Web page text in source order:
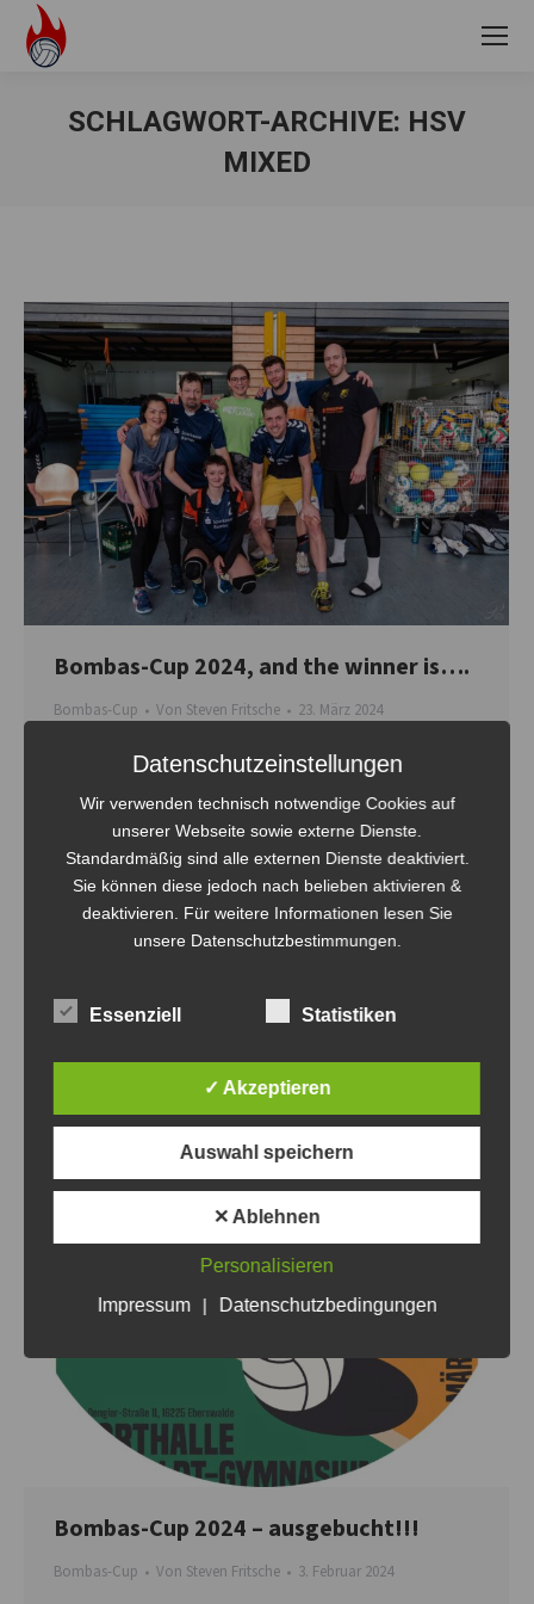
SCHLAGWORT-ARCHIVE: HSV
MIXED
Bombas-Cup 2024, and the winner is….
Bombas-Cup Von Steven Fritsche 23. März 2024
Der Bombas-Cup war wieder spannend bis zum Schluss.
Nach vielen Spielen und bangen Minuten endete der
Bombas-Cup mit dem Sieg des Gastgeber Teams Evi´s
Wichtel, Herzlichen Glückwunsch an dieser Stelle. Aber
auch die anderen Teams schenkten sich nichts. Vielen
Dank für die rege Teilnahme und Nachfrage der Teams,
aber auch die Helfer im Hintergrund, speziell…
Bombas-Cup 2024 – ausgebucht!!!
Bombas-Cup Von Steven Fritsche 3. Februar 2024
Datenschutzeinstellungen
Wir verwenden technisch notwendige Cookies auf
unserer Webseite sowie externe Dienste.
Standardmäßig sind alle externen Dienste deaktiviert.
Sie können diese jedoch nach belieben aktivieren &
deaktivieren. Für weitere Informationen lesen Sie
unsere Datenschutzbestimmungen.
Essenziell Statistiken
✓ Akzeptieren
Auswahl speichern
✕ Ablehnen
Personalisieren
Impressum
| Datenschutzbedingungen